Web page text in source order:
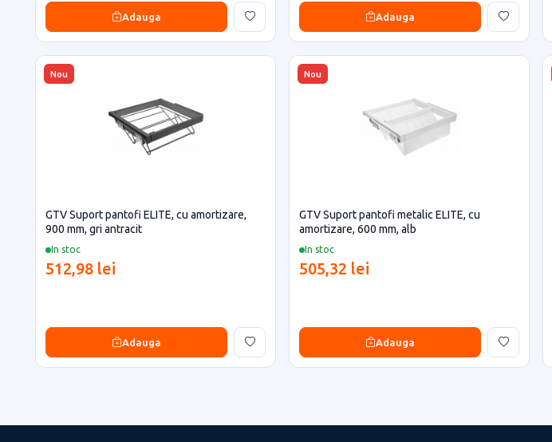
Adauga Adauga
Nou
In stoc
GTV Suport pantofi ELITE, cu amortizare,
900 mm, gri antracit
512,98 lei
Adauga
Nou
In stoc
GTV Suport pantofi metalic ELITE, cu
amortizare, 600 mm, alb
505,32 lei
Adauga